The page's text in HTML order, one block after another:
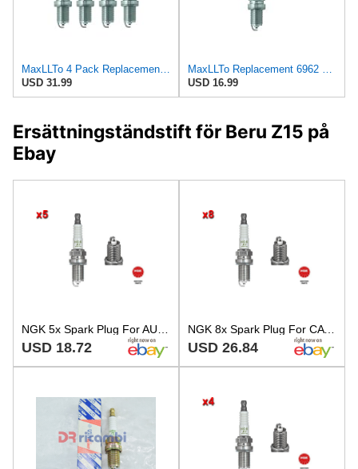
MaxLLTo 4 Pack Replacement 6962 V-Power Spark Plug for Bosch 242240530 242240530000 4028 4228 7524
USD 31.99
USD 16.99
Ersättningständstift för Beru Z15 på
Ebay
USD 18.72
NGK 8x Spark Plug For CATERHAM CHRYSLER DACIA FIAT KIA LADA MAZDA 82-18 5962.TO
USD 26.84